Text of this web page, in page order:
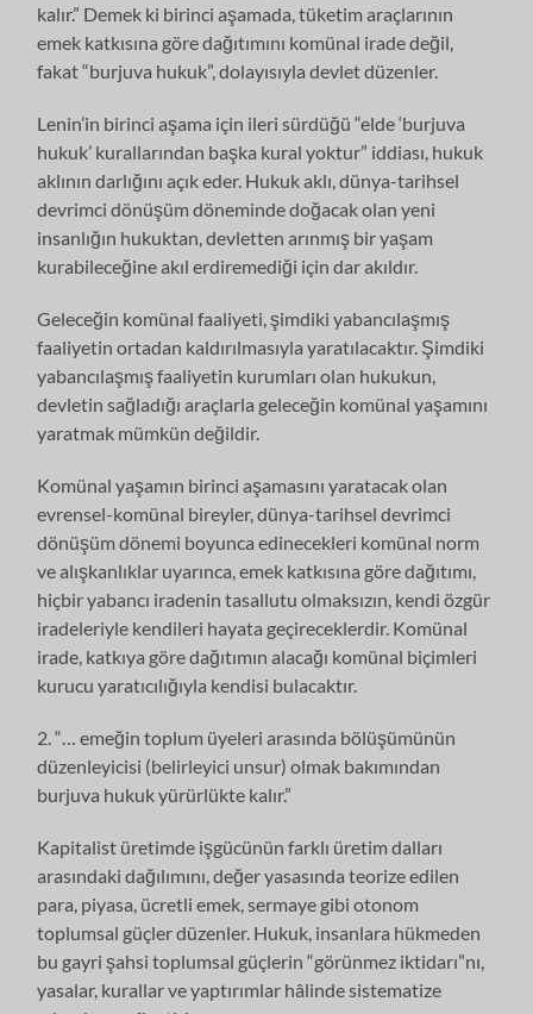
kalır.” Demek ki birinci aşamada, tüketim araçlarının
emek katkısına göre dağıtımını komünal irade değil,
fakat “burjuva hukuk”, dolayısıyla devlet düzenler.
Lenin’in birinci aşama için ileri sürdüğü “elde ‘burjuva
hukuk’ kurallarından başka kural yoktur” iddiası, hukuk
aklının darlığını açık eder. Hukuk aklı, dünya-tarihsel
devrimci dönüşüm döneminde doğacak olan yeni
insanlığın hukuktan, devletten arınmış bir yaşam
kurabileceğine akıl erdiremediği için dar akıldır.
Geleceğin komünal faaliyeti, şimdiki yabancılaşmış
faaliyetin ortadan kaldırılmasıyla yaratılacaktır. Şimdiki
yabancılaşmış faaliyetin kurumları olan hukukun,
devletin sağladığı araçlarla geleceğin komünal yaşamını
yaratmak mümkün değildir.
Komünal yaşamın birinci aşamasını yaratacak olan
evrensel-komünal bireyler, dünya-tarihsel devrimci
dönüşüm dönemi boyunca edinecekleri komünal norm
ve alışkanlıklar uyarınca, emek katkısına göre dağıtımı,
hiçbir yabancı iradenin tasallutu olmaksızın, kendi özgür
iradeleriyle kendileri hayata geçireceklerdir. Komünal
irade, katkıya göre dağıtımın alacağı komünal biçimleri
kurucu yaratıcılığıyla kendisi bulacaktır.
2. “… emeğin toplum üyeleri arasında bölüşümünün
düzenleyicisi (belirleyici unsur) olmak bakımından
burjuva hukuk yürürlükte kalır.”
Kapitalist üretimde işgücünün farklı üretim dalları
arasındaki dağılımını, değer yasasında teorize edilen
para, piyasa, ücretli emek, sermaye gibi otonom
toplumsal güçler düzenler. Hukuk, insanlara hükmeden
bu gayri şahsi toplumsal güçlerin “görünmez iktidarı”nı,
yasalar, kurallar ve yaptırımlar hâlinde sistematize